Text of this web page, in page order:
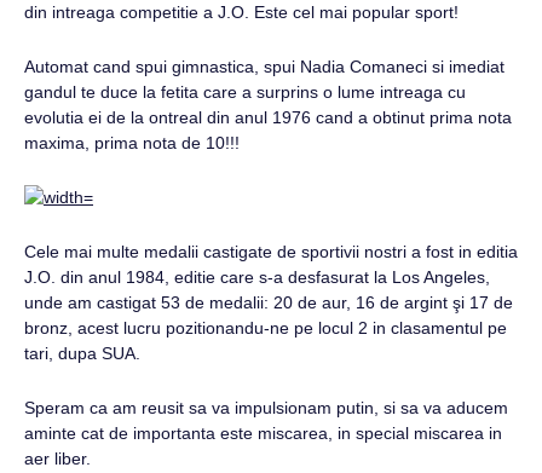
din intreaga competitie a J.O. Este cel mai popular sport!
Automat cand spui gimnastica, spui Nadia Comaneci si imediat
gandul te duce la fetita care a surprins o lume intreaga cu
evolutia ei de la ontreal din anul 1976 cand a obtinut prima nota
maxima, prima nota de 10!!!
Cele mai multe medalii castigate de sportivii nostri a fost in editia
J.O. din anul 1984, editie care s-a desfasurat la Los Angeles,
unde am castigat 53 de medalii: 20 de aur, 16 de argint şi 17 de
bronz, acest lucru pozitionandu-ne pe locul 2 in clasamentul pe
tari, dupa SUA.
Speram ca am reusit sa va impulsionam putin, si sa va aducem
aminte cat de importanta este miscarea, in special miscarea in
aer liber.